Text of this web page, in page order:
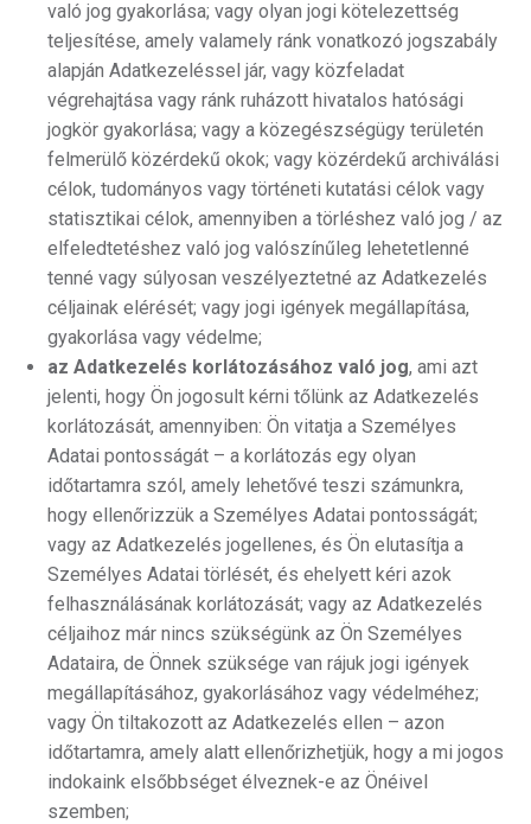
való jog gyakorlása; vagy olyan jogi kötelezettség
teljesítése, amely valamely ránk vonatkozó jogszabály
alapján Adatkezeléssel jár, vagy közfeladat
végrehajtása vagy ránk ruházott hivatalos hatósági
jogkör gyakorlása; vagy a közegészségügy területén
felmerülő közérdekű okok; vagy közérdekű archiválási
célok, tudományos vagy történeti kutatási célok vagy
statisztikai célok, amennyiben a törléshez való jog / az
elfeledtetéshez való jog valószínűleg lehetetlenné
tenné vagy súlyosan veszélyeztetné az Adatkezelés
céljainak elérését; vagy jogi igények megállapítása,
gyakorlása vagy védelme;
az Adatkezelés korlátozásához való jog, ami azt
jelenti, hogy Ön jogosult kérni tőlünk az Adatkezelés
korlátozását, amennyiben: Ön vitatja a Személyes
Adatai pontosságát – a korlátozás egy olyan
időtartamra szól, amely lehetővé teszi számunkra,
hogy ellenőrizzük a Személyes Adatai pontosságát;
vagy az Adatkezelés jogellenes, és Ön elutasítja a
Személyes Adatai törlését, és ehelyett kéri azok
felhasználásának korlátozását; vagy az Adatkezelés
céljaihoz már nincs szükségünk az Ön Személyes
Adataira, de Önnek szüksége van rájuk jogi igények
megállapításához, gyakorlásához vagy védelméhez;
vagy Ön tiltakozott az Adatkezelés ellen – azon
időtartamra, amely alatt ellenőrizhetjük, hogy a mi jogos
indokaink elsőbbséget élveznek-e az Önéivel
szemben;